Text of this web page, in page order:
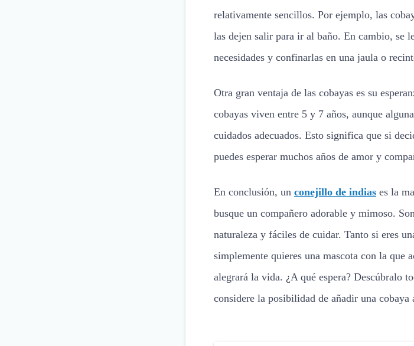
relativamente sencillos. Por ejemplo, las
las dejen salir para ir al baño. En cambio, se
necesidades y confinarlas en una jaula o
Otra gran ventaja de las cobayas es su
cobayas viven entre 5 y 7 años, aunque
cuidados adecuados. Esto significa que si
puedes esperar muchos años de amor y
En conclusión, un conejillo de indias es la
busque un compañero adorable y mimoso.
naturaleza y fáciles de cuidar. Tanto si eres
simplemente quieres una mascota con la que
alegrará la vida. ¿A qué espera? Descúbralo
considere la posibilidad de añadir una